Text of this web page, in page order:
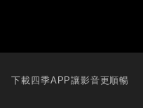
下載四季APP讓影音更順暢